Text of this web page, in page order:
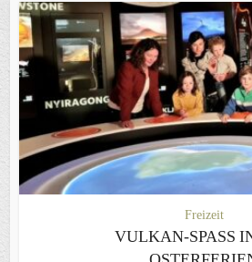
Freizeit
VULKAN-SPASS IN